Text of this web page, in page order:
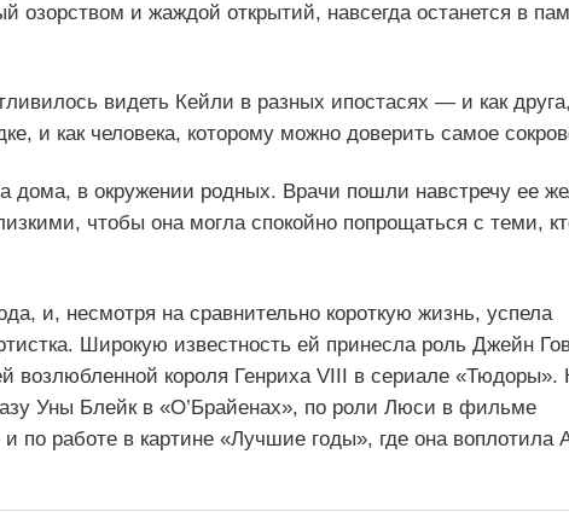
озорством и жаждой открытий, навсегда останется в
видеть Кейли в разных ипостасях — и как
и как человека, которому можно доверить самое
дома, в окружении родных. Врачи пошли навстречу ее
чтобы она могла спокойно попрощаться с теми,
и, несмотря на сравнительно короткую жизнь, успела
Широкую известность ей принесла роль Джейн
возлюбленной короля Генриха VIII в сериале «Тюдоры».
Уны Блейк в «О’Брайенах», по роли Люси в фильме
по работе в картине «Лучшие годы», где она воплотила